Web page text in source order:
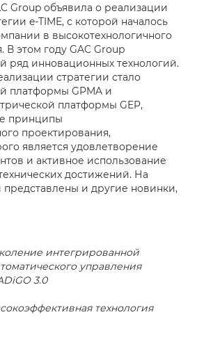
Group объявила о реализации
e-TIME, с которой началось
в высокотехнологичного
В этом году GAC Group
ряд инновационных технологий.
стратегии стало
платформы GPMA и
платформы GEP,
принципы
проектирования,
является удовлетворение
и активное использование
достижений. На
и другие новинки,
интегрированной
управления
3.0
технология